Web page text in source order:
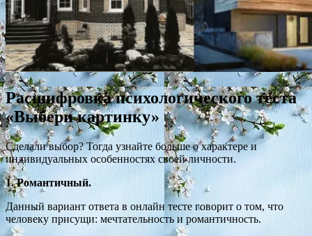
Расшифровка психологического теста
«Выбери картинку»
Сделали выбор? Тогда узнайте больше о характере и
индивидуальных особенностях своей личности.
1. Романтичный.
Данный вариант ответа в онлайн тесте говорит о том, что
человеку присущи: мечтательность и романтичность.